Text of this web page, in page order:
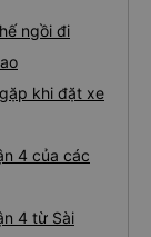
ngồi đi
khi đặt xe
4 của các
4 từ Sài